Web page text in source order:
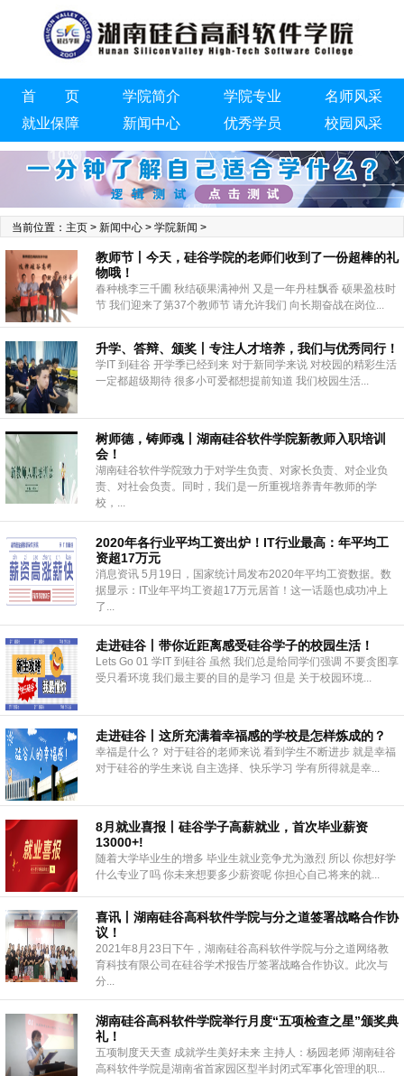
首 页 学院简介 学院专业
名师风采
就业保障
新闻中心 优秀学员
校园风采
联系我们
当前位置： 主页 > 新闻中心 > 学院新闻 >
教师节丨今天，硅谷学院的老师们收到了一份超棒的礼
物哦！
春种桃李三千圃 秋结硕果满神州 又是一年丹桂飘香 硕果盈枝时
节 我们迎来了第37个教师节 请允许我们 向长期奋战在岗位...
升学、答辩、颁奖丨专注人才培养，我们与优秀同行！
学IT 到硅谷 开学季已经到来 对于新同学来说 对校园的精彩生活
一定都超级期待 很多小可爱都想提前知道 我们校园生活...
树师德，铸师魂丨湖南硅谷软件学院新教师入职培训
会！
湖南硅谷软件学院致力于对学生负责、对家长负责、对企业负
责、对社会负责。同时，我们是一所重视培养青年教师的学
校，...
2020年各行业平均工资出炉！IT行业最高：年平均工
资超17万元
消息资讯 5月19日，国家统计局发布2020年平均工资数据。数
据显示：IT业年平均工资超17万元居首！这一话题也成功冲上
了...
走进硅谷丨带你近距离感受硅谷学子的校园生活！
Lets Go 01 学IT 到硅谷 虽然 我们总是给同学们强调 不要贪图享
受只看环境 我们最主要的目的是学习 但是 关于校园环境...
走进硅谷丨这所充满着幸福感的学校是怎样炼成的？
幸福是什么？ 对于硅谷的老师来说 看到学生不断进步 就是幸福
对于硅谷的学生来说 自主选择、快乐学习 学有所得就是幸...
8月就业喜报丨硅谷学子高薪就业，首次毕业薪资
13000+!
随着大学毕业生的增多 毕业生就业竞争尤为激烈 所以 你想好学
什么专业了吗 你未来想要多少薪资呢 你担心自己将来的就...
喜讯丨湖南硅谷高科软件学院与分之道签署战略合作协
议！
2021年8月23日下午，湖南硅谷高科软件学院与分之道网络教
育科技有限公司在硅谷学术报告厅签署战略合作协议。此次与
分...
湖南硅谷高科软件学院举行月度“五项检查之星”颁奖典
礼！
五项制度天天查 成就学生美好未来 主持人：杨园老师 湖南硅谷
高科软件学院是湖南省首家园区型半封闭式军事化管理的职...